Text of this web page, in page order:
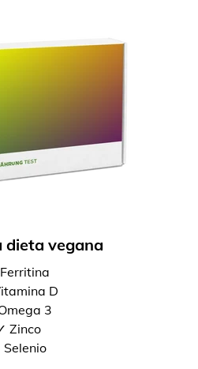
dieta vegana
D
3
Zinco
Selenio